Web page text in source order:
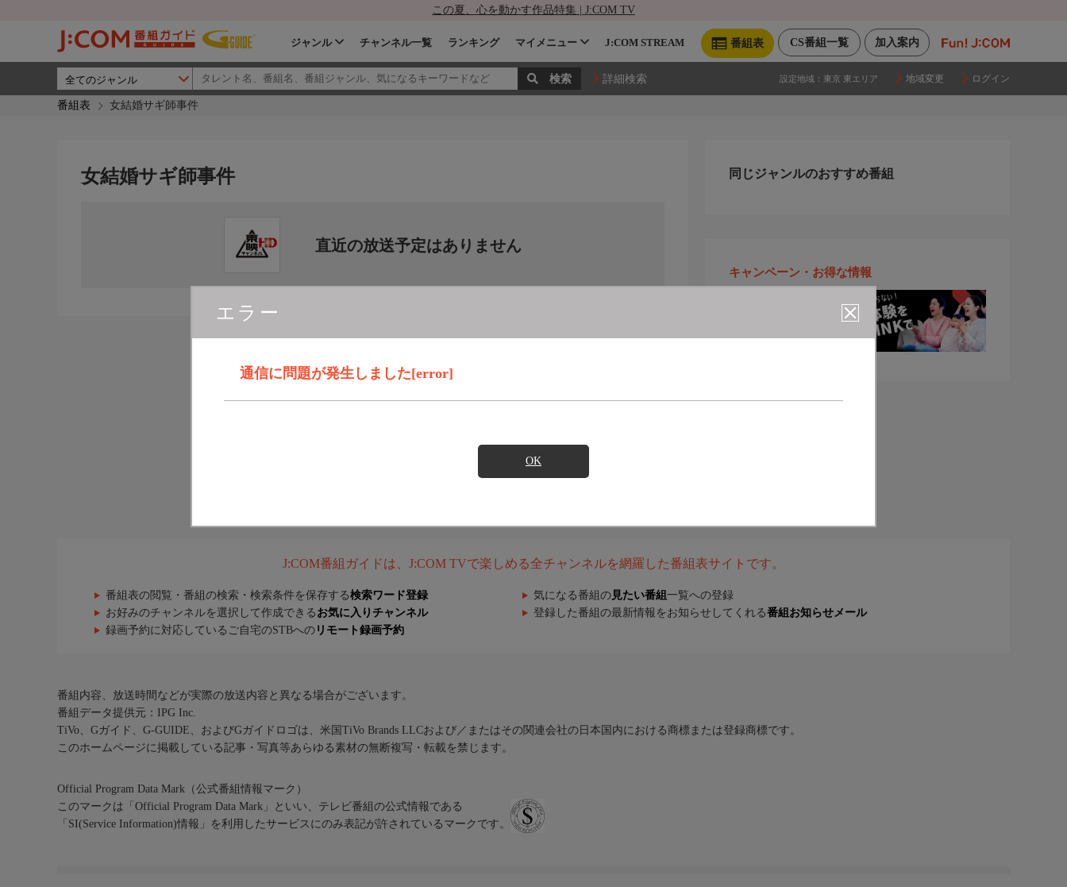
この夏、心を動かす作品特集 | J:COM TV
加入案内
CS番組一覧
番組表
ジャンル チャンネル一覧 ランキング マイメニュー J:COM STREAM
詳細検索 設定地域： 東京 東エリア 地域変更 ログイン
番組表 女結婚サギ師事件
エラー
通信に問題が発生しました[error]
OK
女結婚サギ師事件
直近の放送予定はありません
同じジャンルのおすすめ番組
キャンペーン・お得な情報
J:COM番組ガイドは、J:COM TVで楽しめる全チャンネルを網羅した番組表サイトです。
番組表の閲覧・番組の検索・検索条件を保存する検索ワード登録 気になる番組の 見たい番組 一覧への登録
お好みのチャンネルを選択して作成できる お気に入りチャンネル 登録した番組の最新情報をお知らせしてくれる番組お知らせメール
録画予約に対応しているご自宅のSTBへの リモート録画予約
番組内容、放送時間などが実際の放送内容と異なる場合がございます。
番組データ提供元：IPG Inc.
TiVo、Gガイド、G-GUIDE、およびGガイドロゴは、米国TiVo Brands LLCおよび／またはその関連会社の日本国内における商標または登録商標です。
このホームページに掲載している記事・写真等あらゆる素材の無断複写・転載を禁じます。
Official Program Data Mark（公式番組情報マーク）
このマークは「Official Program Data Mark」といい、テレビ番組の公式情報である
「SI(Service Information)情報」を利用したサービスにのみ表記が許されているマークです。